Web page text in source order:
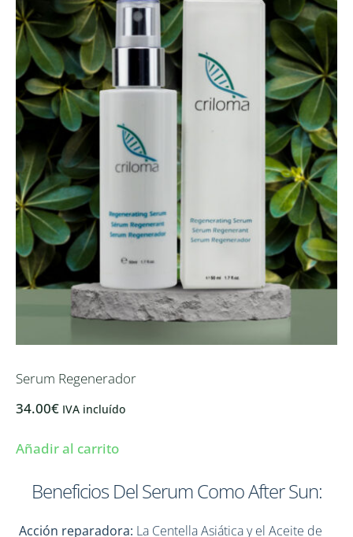
Serum Regenerador
34.00€ IVA incluído
Añadir al carrito
Beneficios Del Serum Como After Sun:
Acción reparadora: La Centella Asiática y el Aceite de